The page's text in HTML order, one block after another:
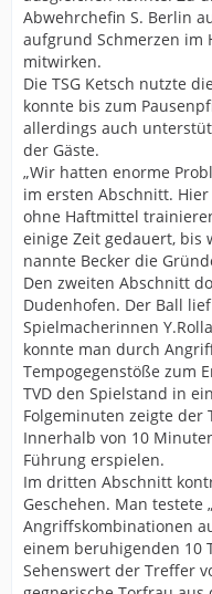
Abwehrchefin S. Berlin
aufgrund Schmerzen im
mitwirken.
Die TSG Ketsch nutzte
konnte bis zum
allerdings auch
der Gäste.
„Wir hatten enorme
im ersten Abschnitt.
ohne Haftmittel
einige Zeit gedauert, bis
nannte Becker die
Den zweiten Abschnitt
Dudenhofen. Der Ball
Spielmacherinnen
konnte man durch
Tempogegenstöße zum
TVD den Spielstand in
Folgeminuten zeigte der
Innerhalb von 10
Führung erspielen.
Im dritten Abschnitt
Geschehen. Man testete
Angriffskombinationen
einem beruhigenden 10
Sehenswert der Treffer